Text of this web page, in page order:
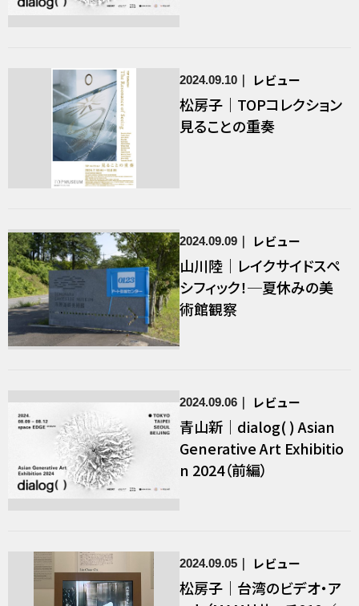
2024.09.10 レビュー
松房子｜TOPコレクション
見ることの重奏
2024.09.09 レビュー
山川陸｜レイクサイドスペ
シフィック！─夏休みの美
術館観察
2024.09.06 レビュー
青山新｜dialog( ) Asian
Generative Art Exhibitio
n 2024（前編）
2024.09.05 レビュー
松房子｜台湾のビデオ・ア